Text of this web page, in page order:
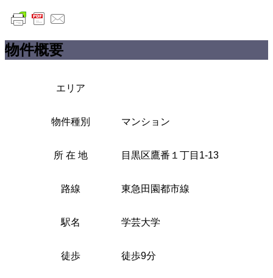
物件概要
エリア
物件種別 マンション
所 在 地 目黒区鷹番１丁目1-13
路線 東急田園都市線
駅名 学芸大学
徒歩 徒歩9分